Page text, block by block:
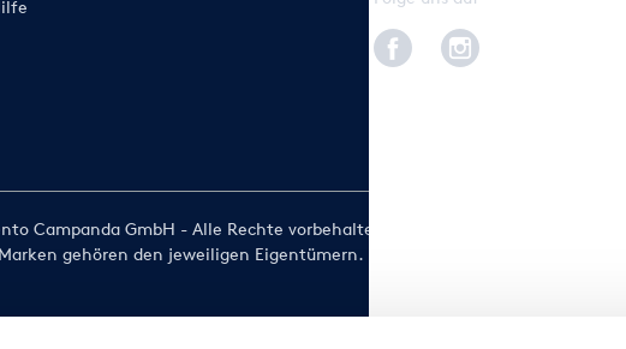
Campanda GmbH - Alle Rechte vorbehalten
gehören den jeweiligen Eigentümern.